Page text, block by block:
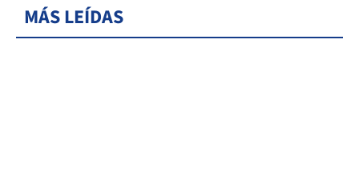
MÁS LEÍDAS